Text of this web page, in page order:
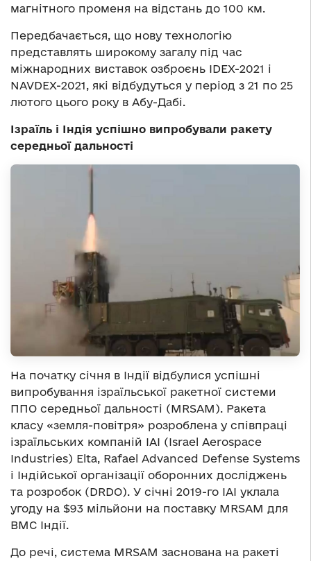
магнітного променя на відстань до 100 км.
Передбачається, що нову технологію
представлять широкому загалу під час
міжнародних виставок озброєнь IDEX-2021 і
NAVDEX-2021, які відбудуться у період з 21 по 25
лютого цього року в Абу-Дабі.
Ізраїль і Індія успішно випробували ракету
середньої дальності
На початку січня в Індії відбулися успішні
випробування ізраїльської ракетної системи
ППО середньої дальності (MRSAM). Ракета
класу «земля-повітря» розроблена у співпраці
ізраїльських компаній IAI (Israel Aerospace
Industries) Elta, Rafael Advanced Defense Systems
і Індійської організації оборонних досліджень
та розробок (DRDO). У січні 2019-го IAI уклала
угоду на $93 мільйони на поставку MRSAM для
ВМС Індії.
До речі, система MRSAM заснована на ракеті